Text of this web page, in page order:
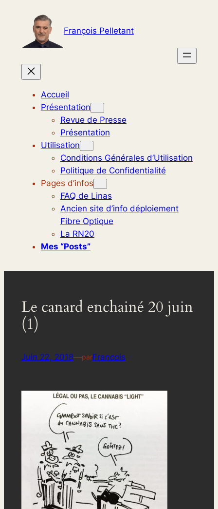
contenu
François Pelletant
Accueil
Présentation
Revue de Presse
Présentation
Utilisation
Conditions Générales d’Utilisation
Politique de Confidentialité
Pages d’infos
FAQ de Linas
Ancien site d’info déploiement
Fibre Optique
La RN20
Mes “posts”
Le canard enchainé 20 juin
(1)
Juin 22, 2018—parFrancois